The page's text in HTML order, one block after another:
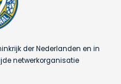
der Nederlanden en in
netwerkorganisatie